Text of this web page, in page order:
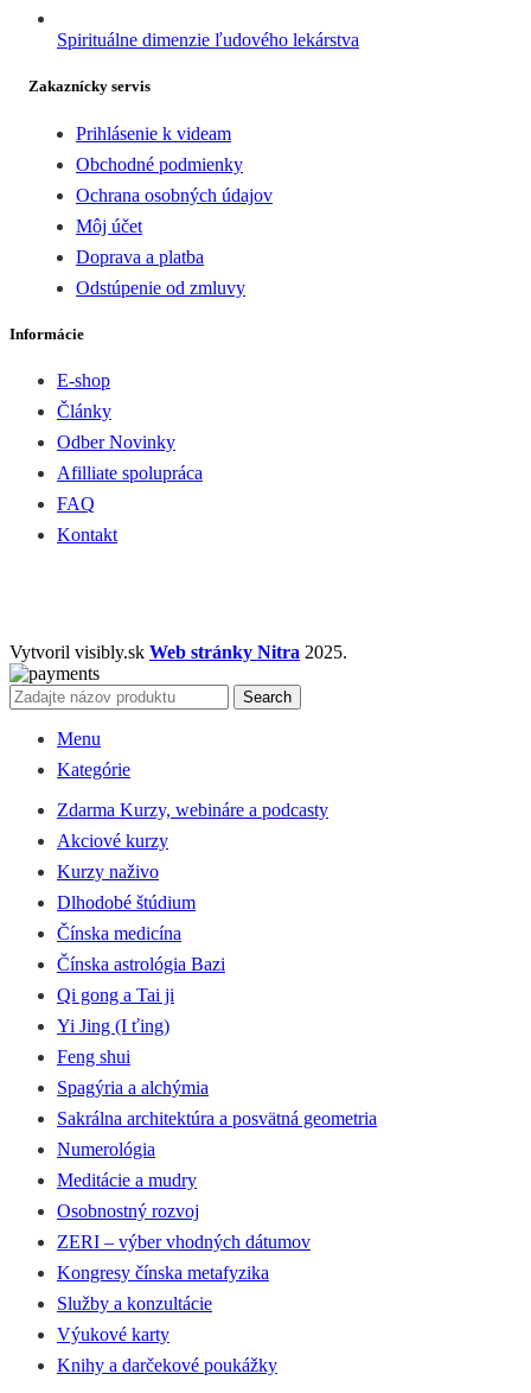
Spirituálne dimenzie ľudového lekárstva
Zakaznícky servis
Prihlásenie k videam
Obchodné podmienky
Ochrana osobných údajov
Môj účet
Doprava a platba
Odstúpenie od zmluvy
Informácie
E-shop
Články
Odber Novinky
Afilliate spolupráca
FAQ
Kontakt
Vytvoril visibly.sk Web stránky Nitra 2025.
Search
Menu
Kategórie
Zdarma Kurzy, webináre a podcasty
Akciové kurzy
Kurzy naživo
Dlhodobé štúdium
Čínska medicína
Čínska astrológia Bazi
Qi gong a Tai ji
Yi Jing (I ťing)
Feng shui
Spagýria a alchýmia
Sakrálna architektúra a posvätná geometria
Numerológia
Meditácie a mudry
Osobnostný rozvoj
ZERI – výber vhodných dátumov
Kongresy čínska metafyzika
Služby a konzultácie
Výukové karty
Knihy a darčekové poukážky